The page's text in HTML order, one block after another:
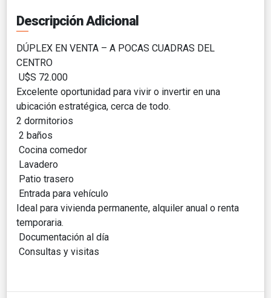
Descripción Adicional
DÚPLEX EN VENTA – A POCAS CUADRAS DEL
CENTRO
U$S 72.000
Excelente oportunidad para vivir o invertir en una
ubicación estratégica, cerca de todo.
2 dormitorios
2 baños
Cocina comedor
Lavadero
Patio trasero
Entrada para vehículo
Ideal para vivienda permanente, alquiler anual o renta
temporaria.
Documentación al día
Consultas y visitas